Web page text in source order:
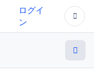
ログイ
ン